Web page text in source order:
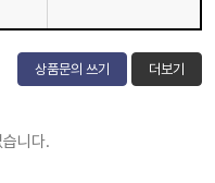
상품문의 쓰기 더보기
니다.